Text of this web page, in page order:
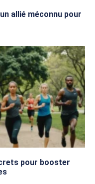
allié méconnu pour
pour booster